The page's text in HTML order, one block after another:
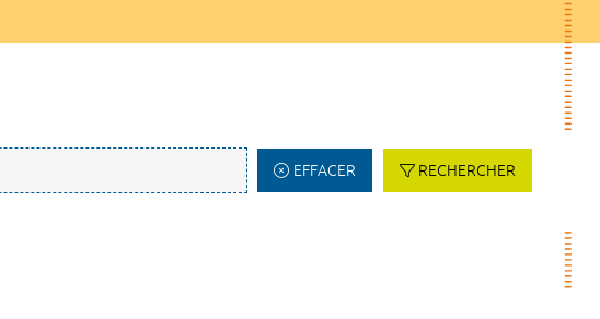
EFFACER RECHERCHER